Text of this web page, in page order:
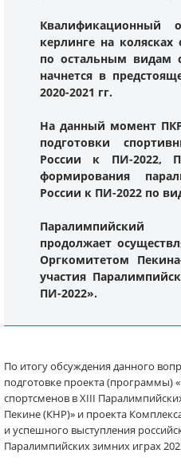
керлинге на колясках
по остальным видам
начнется в
2020-2021 гг.
На данный момент
подготовки
России к ПИ-2022,
формирования
России к ПИ-2022 по
продолжает
Оргкомитетом
участия
ПИ-2022».
По итогу обсуждения данного
подготовке проекта (программы)
спортсменов в XIII
Пекине (КНР)» и проекта
и успешного выступления
Паралимпийских зимних играх